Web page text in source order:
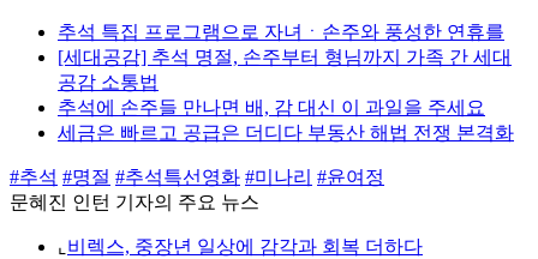
추석 특집 프로그램으로 자녀ㆍ손주와 풍성한 연휴를
[세대공감] 추석 명절, 손주부터 형님까지 가족 간 세대
공감 소통법
추석에 손주들 만나면 배, 감 대신 이 과일을 주세요
세금은 빠르고 공급은 더디다 부동산 해법 전쟁 본격화
#추석 #명절 #추석특선영화 #미나리 #윤여정
문혜진 인턴 기자의 주요 뉴스
⌞ 비렉스, 중장년 일상에 감각과 회복 더하다